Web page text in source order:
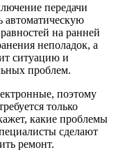
передачи
автоматическую
на ранней
неполадок, а
ситуацию и
проблем.
поэтому
только
какие проблемы
сделают
ремонт.